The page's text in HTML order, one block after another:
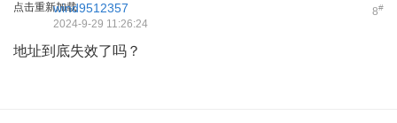
点击重新加载 8#
wind9512357
2024-9-29 11:26:24
地址到底失效了吗？